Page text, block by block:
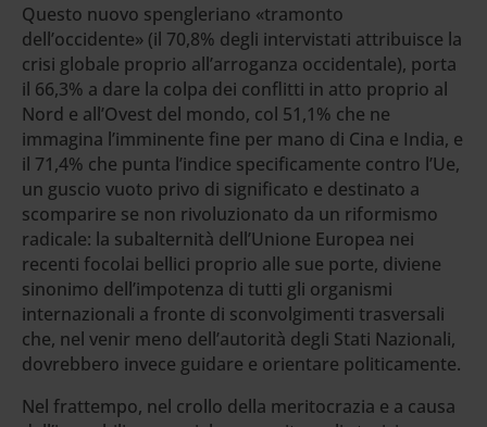
Questo nuovo spengleriano «tramonto
dell’occidente» (il 70,8% degli intervistati attribuisce la
crisi globale proprio all’arroganza occidentale), porta
il 66,3% a dare la colpa dei conflitti in atto proprio al
Nord e all’Ovest del mondo, col 51,1% che ne
immagina l’imminente fine per mano di Cina e India, e
il 71,4% che punta l’indice specificamente contro l’Ue,
un guscio vuoto privo di significato e destinato a
scomparire se non rivoluzionato da un riformismo
radicale: la subalternità dell’Unione Europea nei
recenti focolai bellici proprio alle sue porte, diviene
sinonimo dell’impotenza di tutti gli organismi
internazionali a fronte di sconvolgimenti trasversali
che, nel venir meno dell’autorità degli Stati Nazionali,
dovrebbero invece guidare e orientare politicamente.
Nel frattempo, nel crollo della meritocrazia e a causa